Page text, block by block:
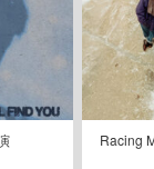
Racing